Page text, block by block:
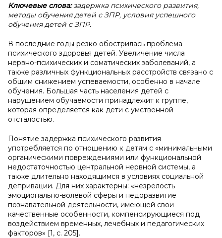
Ключевые слова:задержка психического развития,
методы обучения детей с ЗПР, условия успешного
обучения детей с ЗПР.
В последние годы резко обострилась проблема
психического здоровья детей. Увеличение числа
нервно-психических и соматических заболеваний, а
также различных функциональных расстройств связано с
общим снижением успеваемости, особенно в начале
обучения. Большая часть населения детей с
нарушением обучаемости принадлежит к группе,
которая определяется как дети с умственной
отсталостью.
Понятие задержка психического развития
употребляется по отношению к детям с «минимальными
органическими повреждениями или функциональной
недостаточностью центральной нервной системы, а
также длительно находящимся в условиях социальной
депривации. Для них характерны: «незрелость
эмоционально-волевой сферы и недоразвитие
познавательной деятельности, имеющей свои
качественные особенности, компенсирующиеся под
воздействием временных, лечебных и педагогических
факторов» [1, с. 205].